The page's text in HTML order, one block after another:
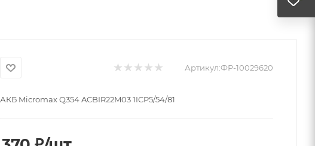
Артикул:ФР-10029620
АКБ Micromax Q354 ACBIR22M03 1ICP5/54/81